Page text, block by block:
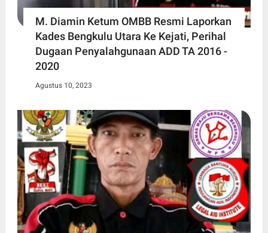
M. Diamin Ketum OMBB Resmi Laporkan
Kades Bengkulu Utara Ke Kejati, Perihal
Dugaan Penyalahgunaan ADD TA 2016 -
2020
Agustus 10, 2023